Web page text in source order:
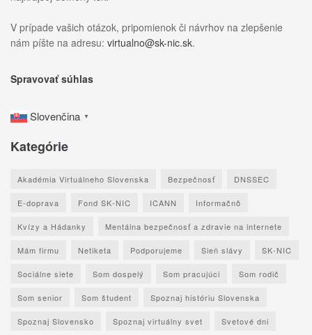
V prípade vašich otázok, pripomienok či návrhov na zlepšenie
nám píšte na adresu: virtualno@sk-nic.sk.
Spravovať súhlas
Slovenčina ▼
Kategórie
Akadémia Virtuálneho Slovenska Bezpečnosť DNSSEC
E-doprava Fond SK-NIC ICANN Informačnô
Kvízy a Hádanky Mentálna bezpečnosť a zdravie na internete
Mám firmu Netiketa Podporujeme Sieň slávy SK-NIC
Sociálne siete Som dospelý Som pracujúci Som rodič
Som senior Som študent Spoznaj históriu Slovenska
Spoznaj Slovensko Spoznaj virtuálny svet Svetové dni